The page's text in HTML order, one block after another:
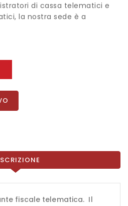
di cassa telematici e
la nostra sede è a
fiscale telematica. Il